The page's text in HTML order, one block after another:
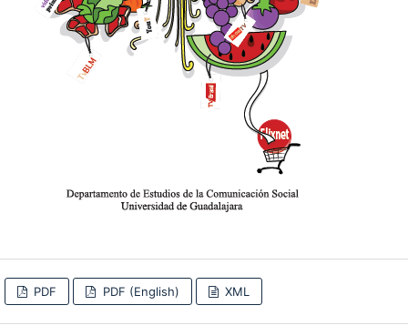
PDF PDF (English) XML